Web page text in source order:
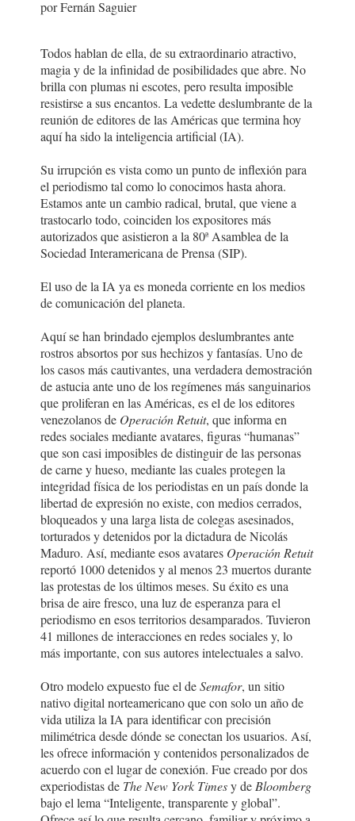
por Fernán Saguier
Todos hablan de ella, de su extraordinario atractivo,
magia y de la infinidad de posibilidades que abre. No
brilla con plumas ni escotes, pero resulta imposible
resistirse a sus encantos. La vedette deslumbrante de la
reunión de editores de las Américas que termina hoy
aquí ha sido la inteligencia artificial (IA).
Su irrupción es vista como un punto de inflexión para
el periodismo tal como lo conocimos hasta ahora.
Estamos ante un cambio radical, brutal, que viene a
trastocarlo todo, coinciden los expositores más
autorizados que asistieron a la 80ª Asamblea de la
Sociedad Interamericana de Prensa (SIP).
El uso de la IA ya es moneda corriente en los medios
de comunicación del planeta.
Aquí se han brindado ejemplos deslumbrantes ante
rostros absortos por sus hechizos y fantasías. Uno de
los casos más cautivantes, una verdadera demostración
de astucia ante uno de los regímenes más sanguinarios
que proliferan en las Américas, es el de los editores
venezolanos de Operación Retuit, que informa en
redes sociales mediante avatares, figuras “humanas”
que son casi imposibles de distinguir de las personas
de carne y hueso, mediante las cuales protegen la
integridad física de los periodistas en un país donde la
libertad de expresión no existe, con medios cerrados,
bloqueados y una larga lista de colegas asesinados,
torturados y detenidos por la dictadura de Nicolás
Maduro. Así, mediante esos avatares Operación Retuit
reportó 1000 detenidos y al menos 23 muertos durante
las protestas de los últimos meses. Su éxito es una
brisa de aire fresco, una luz de esperanza para el
periodismo en esos territorios desamparados. Tuvieron
41 millones de interacciones en redes sociales y, lo
más importante, con sus autores intelectuales a salvo.
Otro modelo expuesto fue el deSemafor, un sitio
nativo digital norteamericano que con solo un año de
vida utiliza la IA para identificar con precisión
milimétrica desde dónde se conectan los usuarios. Así,
les ofrece información y contenidos personalizados de
acuerdo con el lugar de conexión. Fue creado por dos
experiodistas de The New York Timesy de Bloomberg
bajo el lema “Inteligente, transparente y global”.